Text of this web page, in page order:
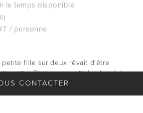
le temps disponible
/ personne
fille sur deux rêvait d'être
petite. Et si on passait du rêve à la
une fleuriste pro vous guidera
votre bouquet de rêves. L'occasion de
CONTACTER